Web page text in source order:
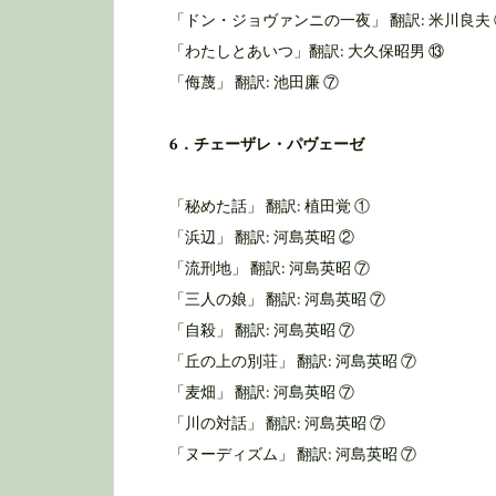
「ドン・ジョヴァンニの一夜」 翻訳: 米川良
「わたしとあいつ」翻訳: 大久保昭男 ⑬
「侮蔑」 翻訳: 池田廉 ⑦
6．チェーザレ・パヴェーゼ
「秘めた話」 翻訳: 植田覚 ①
「浜辺」 翻訳: 河島英昭 ②
「流刑地」 翻訳: 河島英昭 ⑦
「三人の娘」 翻訳: 河島英昭 ⑦
「自殺」 翻訳: 河島英昭 ⑦
「丘の上の別荘」 翻訳: 河島英昭 ⑦
「麦畑」 翻訳: 河島英昭 ⑦
「川の対話」 翻訳: 河島英昭 ⑦
「ヌーディズム」 翻訳: 河島英昭 ⑦